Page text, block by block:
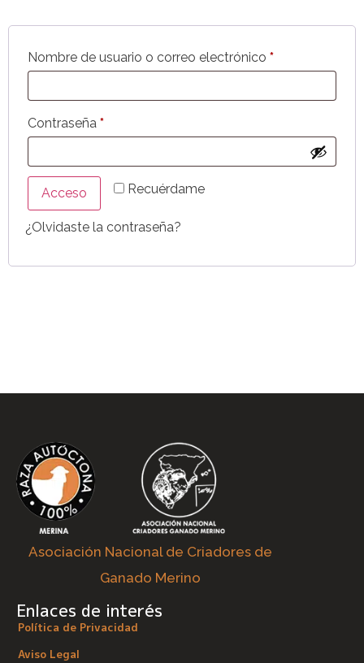
Nombre de usuario o correo electrónico *
Contraseña *
Recuérdame
Acceso
¿Olvidaste la contraseña?
Asociación Nacional de Criadores de
Ganado Merino
Enlaces de interés
Política de Privacidad
Aviso Legal